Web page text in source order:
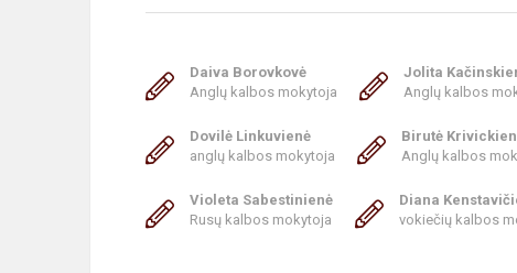
Daiva Borovkovė
Anglų kalbos mokytoja
Jolita
Anglų kalbos
Dovilė Linkuvienė
anglų kalbos mokytoja
Birutė
Anglų kalbos
Violeta Sabestinienė
Rusų kalbos mokytoja
Diana
vokiečių kalbos